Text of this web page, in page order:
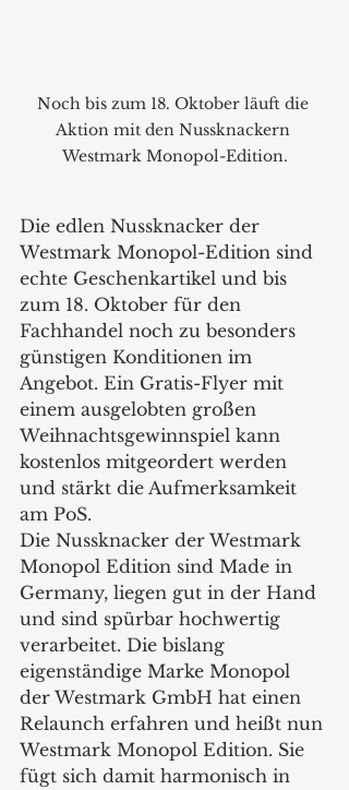
Noch bis zum 18. Oktober läuft die
Aktion mit den Nussknackern
Westmark Monopol-Edition.
Die edlen Nussknacker der
Westmark Monopol-Edition sind
echte Geschenkartikel und bis
zum 18. Oktober für den
Fachhandel noch zu besonders
günstigen Konditionen im
Angebot. Ein Gratis-Flyer mit
einem ausgelobten großen
Weihnachtsgewinnspiel kann
kostenlos mitgeordert werden
und stärkt die Aufmerksamkeit
am PoS.
Die Nussknacker der Westmark
Monopol Edition sind Made in
Germany, liegen gut in der Hand
und sind spürbar hochwertig
verarbeitet. Die bislang
eigenständige Marke Monopol
der Westmark GmbH hat einen
Relaunch erfahren und heißt nun
Westmark Monopol Edition. Sie
fügt sich damit harmonisch in